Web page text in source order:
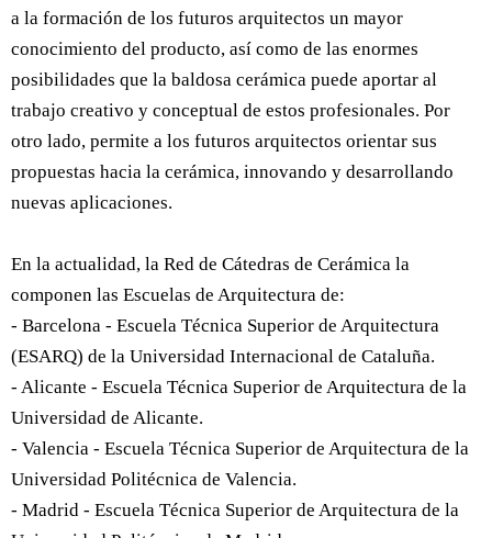
a la formación de los futuros arquitectos un mayor
conocimiento del producto, así como de las enormes
posibilidades que la baldosa cerámica puede aportar al
trabajo creativo y conceptual de estos profesionales. Por
otro lado, permite a los futuros arquitectos orientar sus
propuestas hacia la cerámica, innovando y desarrollando
nuevas aplicaciones.
En la actualidad, la Red de Cátedras de Cerámica la
componen las Escuelas de Arquitectura de:
- Barcelona - Escuela Técnica Superior de Arquitectura
(ESARQ) de la Universidad Internacional de Cataluña.
- Alicante - Escuela Técnica Superior de Arquitectura de la
Universidad de Alicante.
- Valencia - Escuela Técnica Superior de Arquitectura de la
Universidad Politécnica de Valencia.
- Madrid - Escuela Técnica Superior de Arquitectura de la